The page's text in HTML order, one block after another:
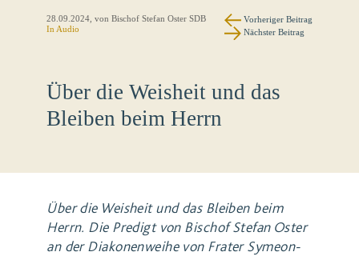
28.09.2024 , von Bischof Stefan Oster SDB
In Audio
Vorheriger Beitrag
Nächster Beitrag
Über die Weisheit und das
Bleiben beim Herrn
Über die Weisheit und das Bleiben beim
Herrn. Die Predigt von Bischof Stefan Oster
an der Diakonenweihe von Frater Symeon-